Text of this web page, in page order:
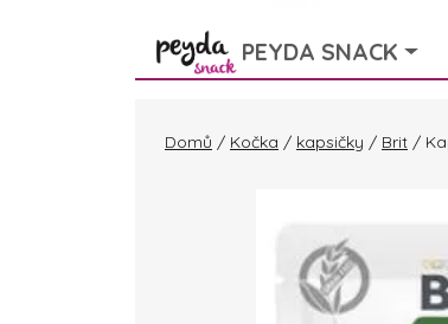
PEYDA SNACK
Domů / Kočka / kapsičky / Brit /